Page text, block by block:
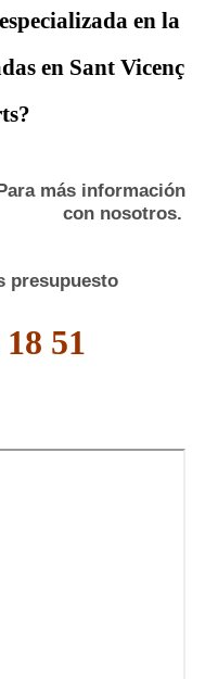
en la
en Sant Vicenç
?
más información
con nosotros.
presupuesto
51